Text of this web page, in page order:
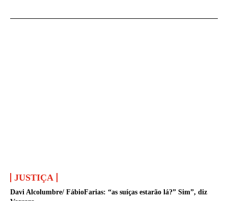
JUSTIÇA
Davi Alcolumbre/ FábioFarias: “as suíças estarão lá?” Sim”, diz